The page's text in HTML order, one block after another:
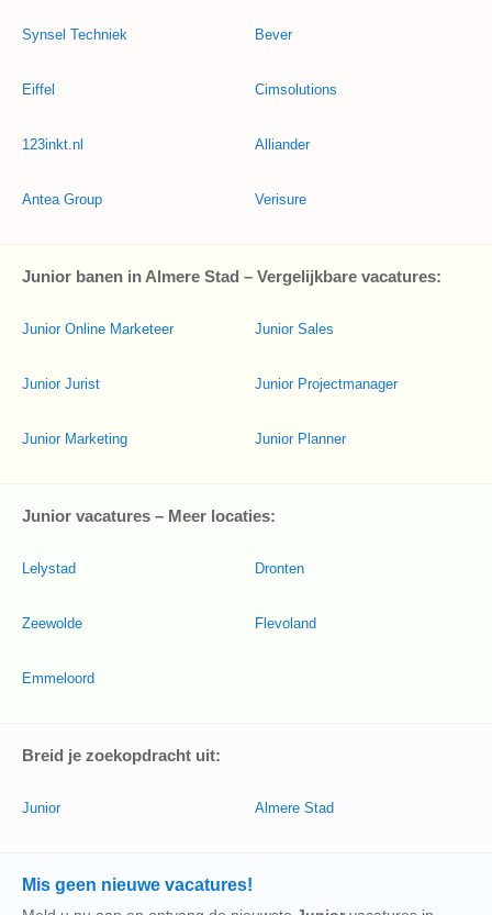
Synsel Techniek
Eiffel
123inkt.nl
Antea Group
Bever
Cimsolutions
Alliander
Verisure
Junior banen in Almere Stad – Vergelijkbare vacatures:
Junior Online Marketeer
Junior Jurist
Junior Marketing
Junior Sales
Junior Projectmanager
Junior Planner
Junior vacatures – Meer locaties:
Lelystad
Zeewolde
Emmeloord
Dronten
Flevoland
Breid je zoekopdracht uit:
Junior Almere Stad
Mis geen nieuwe vacatures!